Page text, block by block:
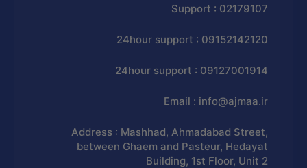
Support : 02179107
24hour support : 09152142120
24hour support : 09127001914
Email : info@ajmaa.ir
Address : Mashhad, Ahmadabad Street,
between Ghaem and Pasteur, Hedayat
Building, 1st Floor, Unit 2